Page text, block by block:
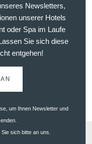
Newsletters,
unserer Hotels
oder Spa im Laufe
Sie sich diese
entgehen!
um Ihnen Newsletter und
sich bitte an uns.